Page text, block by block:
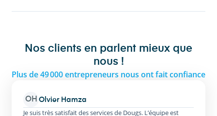
Nos clients en parlent mieux que
nous !
Plus de 49 000 entrepreneurs nous ont fait confiance
OH Olvier Hamza
Je suis très satisfait des services de Dougs. L’équipe est